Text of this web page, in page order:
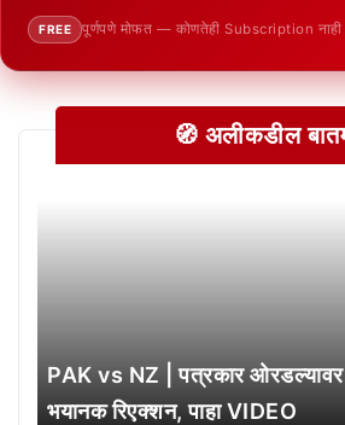
FREE पूर्णपणे मोफत — कोणतेही Subscription नाही
🧭 अलीकडील
PAK vs NZ | पत्रकार
भयानक रिएक्शन, पाहा VIDEO